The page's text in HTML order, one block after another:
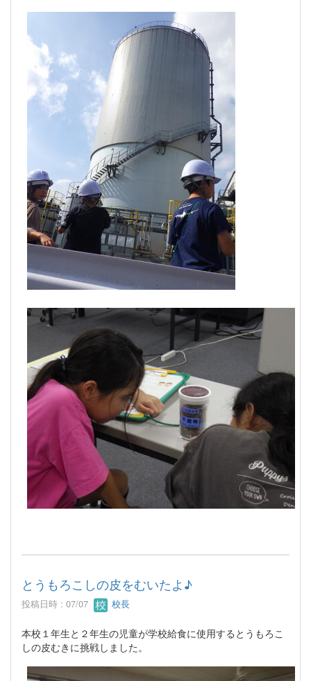
とうもろこしの皮をむいたよ♪
投稿日時 : 07/07 校長
本校１年生と２年生の児童が学校給食に使用するとうもろこ
しの皮むきに挑戦しました。